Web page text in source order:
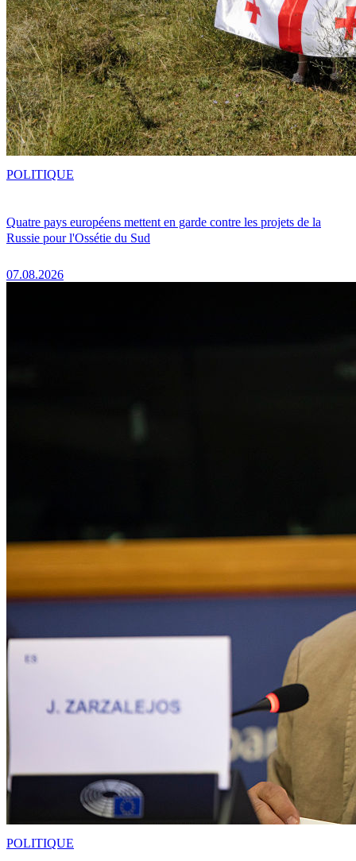
Quatre pays européens mettent en garde contre les projets de la
Russie pour l'Ossétie du Sud
07.08.2026
POLITIQUE
POLITIQUE